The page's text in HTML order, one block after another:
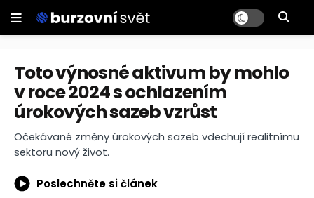
Toto výnosné aktivum by mohlo
v roce 2024 s ochlazením
úrokových sazeb vzrůst
Očekávané změny úrokových sazeb vdechují realitnímu
sektoru nový život.
Poslechněte si článek